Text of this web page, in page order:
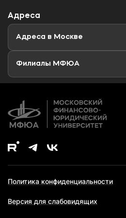
Мероприятия
Магистратура
Аспирантура
Дополнительное образование
Новости
Адреса
Адреса в Москве
Филиалы МФЮА
Политика конфиденциальности
Версия для слабовидящих